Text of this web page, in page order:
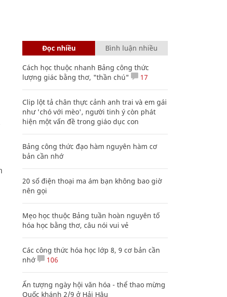
Đọc nhiều Bình luận nhiều
Cách học thuộc nhanh Bảng công thức
lượng giác bằng thơ, "thần chú"
17
Clip lột tả chân thực cảnh anh trai và em gái
như 'chó với mèo', người tinh ý còn phát
hiện một vấn đề trong giáo dục con
Bảng công thức đạo hàm nguyên hàm cơ
bản cần nhớ
20 số điện thoại ma ám bạn không bao giờ
nên gọi
Mẹo học thuộc Bảng tuần hoàn nguyên tố
hóa học bằng thơ, câu nói vui vẻ
Các công thức hóa học lớp 8, 9 cơ bản cần
nhớ
106
Ấn tượng ngày hội văn hóa - thể thao mừng
Quốc khánh 2/9 ở Hải Hậu